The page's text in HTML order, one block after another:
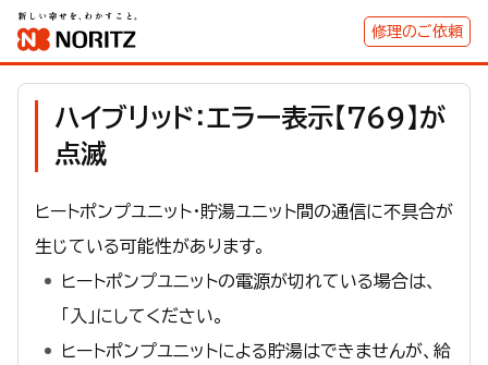
修理のご依頼
ハイブリッド：エラー表示【769】が
点滅
ヒートポンプユニット・貯湯ユニット間の通信に不具合が
生じている可能性があります。
ヒートポンプユニットの電源が切れている場合は、
「入」にしてください。
ヒートポンプユニットによる貯湯はできませんが、給